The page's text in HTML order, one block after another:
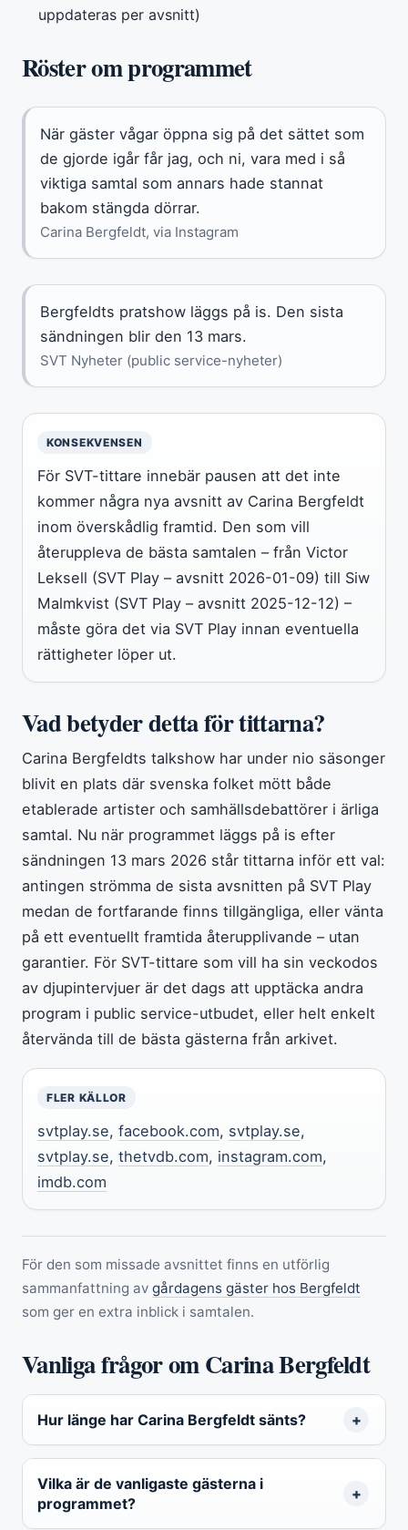
uppdateras per avsnitt)
Röster om programmet
När gäster vågar öppna sig på det sättet som
de gjorde igår får jag, och ni, vara med i så
viktiga samtal som annars hade stannat
bakom stängda dörrar.
Carina Bergfeldt, via Instagram
Bergfeldts pratshow läggs på is. Den sista
sändningen blir den 13 mars.
SVT Nyheter (public service-nyheter)
KONSEKVENSEN
För SVT-tittare innebär pausen att det inte
kommer några nya avsnitt av Carina Bergfeldt
inom överskådlig framtid. Den som vill
återuppleva de bästa samtalen – från Victor
Leksell (SVT Play – avsnitt 2026-01-09) till Siw
Malmkvist (SVT Play – avsnitt 2025-12-12) –
måste göra det via SVT Play innan eventuella
rättigheter löper ut.
Vad betyder detta för tittarna?
Carina Bergfeldts talkshow har under nio säsonger
blivit en plats där svenska folket mött både
etablerade artister och samhällsdebattörer i ärliga
samtal. Nu när programmet läggs på is efter
sändningen 13 mars 2026 står tittarna inför ett val:
antingen strömma de sista avsnitten på SVT Play
medan de fortfarande finns tillgängliga, eller vänta
på ett eventuellt framtida återupplivande – utan
garantier. För SVT-tittare som vill ha sin veckodos
av djupintervjuer är det dags att upptäcka andra
program i public service-utbudet, eller helt enkelt
återvända till de bästa gästerna från arkivet.
FLER KÄLLOR
svtplay.se, facebook.com, svtplay.se,
svtplay.se, thetvdb.com, instagram.com,
imdb.com
För den som missade avsnittet finns en utförlig
sammanfattning av gårdagens gäster hos Bergfeldt
som ger en extra inblick i samtalen.
Vanliga frågor om Carina Bergfeldt
Hur länge har Carina Bergfeldt sänts?
Vilka är de vanligaste gästerna i
programmet?